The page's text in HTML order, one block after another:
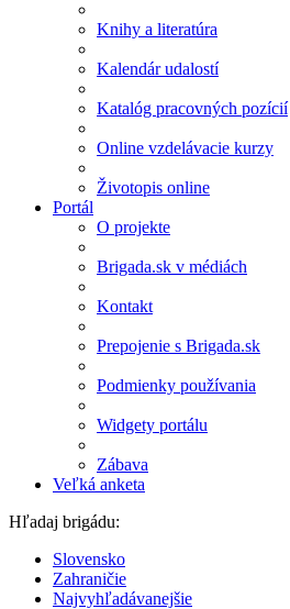
Knihy a literatúra
Kalendár udalostí
Katalóg pracovných pozícií
Online vzdelávacie kurzy
Životopis online
Portál
O projekte
Brigada.sk v médiách
Kontakt
Prepojenie s Brigada.sk
Podmienky používania
Widgety portálu
Zábava
Veľká anketa
Hľadaj brigádu:
Slovensko
Zahraničie
Najvyhľadávanejšie